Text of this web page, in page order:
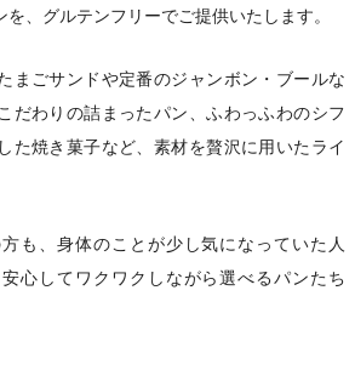
、グルテンフリーでご提供いたします。
まごサンドや定番のジャンボン・ブールな
だわりの詰まったパン、ふわっふわのシフ
た焼き菓子など、素材を贅沢に用いたライ
も、身体のことが少し気になっていた人
心してワクワクしながら選べるパンたち